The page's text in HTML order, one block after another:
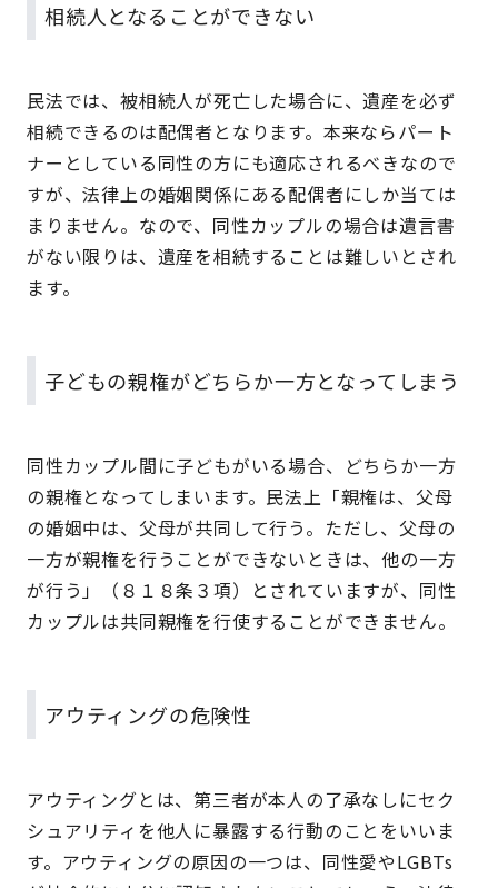
相続人となることができない
民法では、被相続人が死亡した場合に、遺産を必ず
相続できるのは配偶者となります。本来ならパート
ナーとしている同性の方にも適応されるべきなので
すが、法律上の婚姻関係にある配偶者にしか当ては
まりません。なので、同性カップルの場合は遺言書
がない限りは、遺産を相続することは難しいとされ
ます。
子どもの親権がどちらか一方となってしまう
同性カップル間に子どもがいる場合、どちらか一方
の親権となってしまいます。民法上「親権は、父母
の婚姻中は、父母が共同して行う。ただし、父母の
一方が親権を行うことができないときは、他の一方
が行う」（８１８条３項）とされていますが、同性
カップルは共同親権を行使することができません。
アウティングの危険性
アウティングとは、第三者が本人の了承なしにセク
シュアリティを他人に暴露する行動のことをいいま
す。アウティングの原因の一つは、同性愛やLGBTs